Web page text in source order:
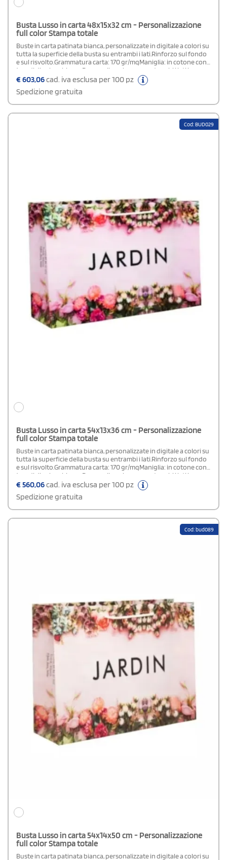
Busta Lusso in carta 48x15x32 cm - Personalizzazione
full color Stampa totale
Buste in carta patinata bianca, personalizzate in digitale a colori su
tutta la superficie della busta su entrambi i lati.Rinforzo sul fondo
e sul risvolto.Grammatura carta: 170 gr/mqManiglia: in cotone con
4 nodi di colore biancoPersonalizzazione: su entrambi i lati in
quadricromia.Area di stampa: stampa totale (su tutta la superficie
della busta)Plastificazione: lucida o opacaIn fase d' ordine
specificare nel campo "note di stampa" la tipologia di
plastificazione scelta.
€603,06cad. iva esclusa per 100 pz
Spedizione gratuita
Cod: BUD029
Busta Lusso in carta 54x13x36 cm - Personalizzazione
full color Stampa totale
Buste in carta patinata bianca, personalizzate in digitale a colori su
tutta la superficie della busta su entrambi i lati.Rinforzo sul fondo
e sul risvolto.Grammatura carta: 170 gr/mqManiglia: in cotone con
4 nodi di colore biancoPersonalizzazione: su entrambi i lati in
quadricromia.Area di stampa: stampa totale (su tutta la superficie
della busta)Plastificazione: lucida o opacaIn fase d' ordine
specificare nel campo "note di stampa" la tipologia di
plastificazione scelta.
€560,06cad. iva esclusa per 100 pz
Spedizione gratuita
Cod: bud089
Busta Lusso in carta 54x14x50 cm - Personalizzazione
full color Stampa totale
Buste in carta patinata bianca, personalizzate in digitale a colori su